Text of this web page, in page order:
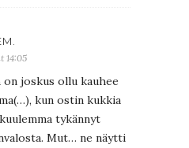
14:05
on joskus ollu kauhee
kun ostin kukkia
tykännyt
Mut… ne näytti